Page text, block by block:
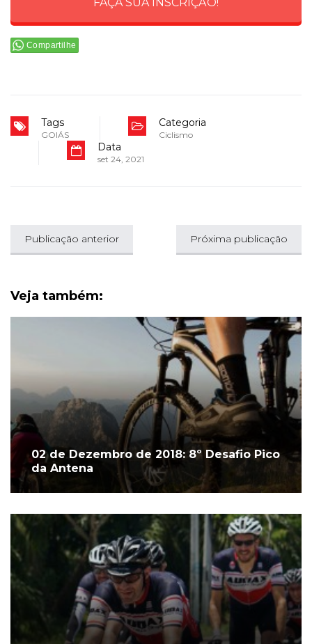
FAÇA SUA INSCRIÇÃO!
Compartilhe
Tags
GOIÁS
Categoria
Ciclismo
Data
set 24, 2021
Publicação anterior Próxima publicação
Veja também:
02 de Dezembro de 2018: 8º Desafio Pico
da Antena